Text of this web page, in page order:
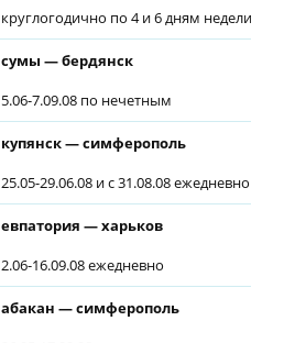
круглогодично по 4 и 6 дням недели
сумы — бердянск
5.06-7.09.08 по нечетным
купянск — симферополь
25.05-29.06.08 и с 31.08.08 ежедневно
евпатория — харьков
2.06-16.09.08 ежедневно
абакан — симферополь